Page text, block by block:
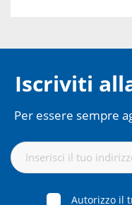
Iscriviti
Per essere sempre
Autorizzo il